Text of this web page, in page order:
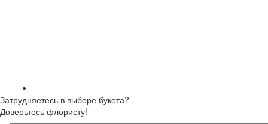
Затрудняетесь в выборе букета?
Доверьтесь флористу!